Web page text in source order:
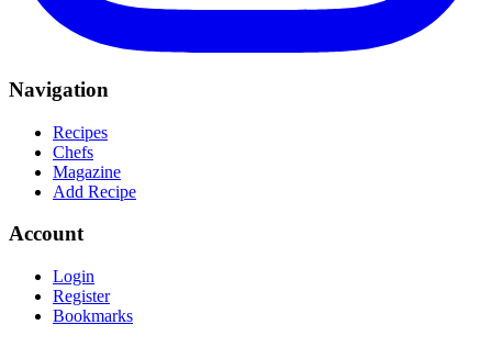
Navigation
Recipes
Chefs
Magazine
Add Recipe
Account
Login
Register
Bookmarks